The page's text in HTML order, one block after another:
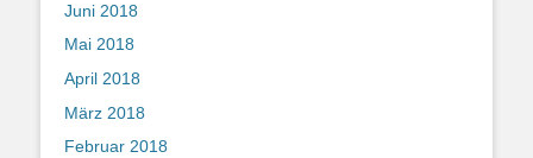
Juni 2018
Mai 2018
April 2018
März 2018
Februar 2018